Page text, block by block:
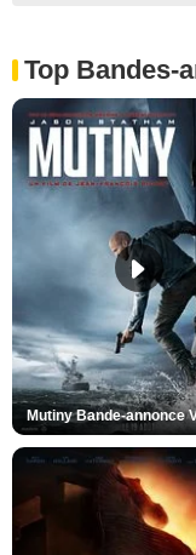
Top Bandes-
Mutiny Bande-annonce